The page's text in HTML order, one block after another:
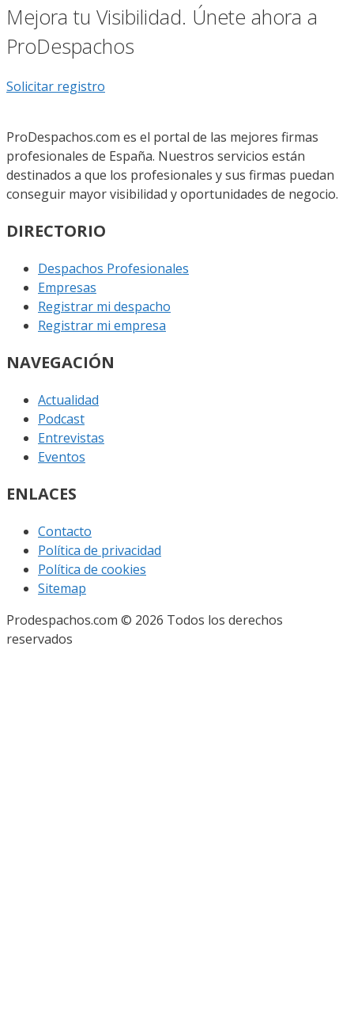
Mejora tu Visibilidad. Únete ahora a
ProDespachos
Solicitar registro
ProDespachos.com es el portal de las mejores firmas
profesionales de España. Nuestros servicios están
destinados a que los profesionales y sus firmas puedan
conseguir mayor visibilidad y oportunidades de negocio.
DIRECTORIO
Despachos Profesionales
Empresas
Registrar mi despacho
Registrar mi empresa
NAVEGACIÓN
Actualidad
Podcast
Entrevistas
Eventos
ENLACES
Contacto
Política de privacidad
Política de cookies
Sitemap
Prodespachos.com © 2026 Todos los derechos
reservados